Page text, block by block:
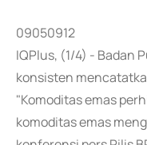
09050912
IQPlus, (1/4) - Badan
konsisten
"Komoditas emas
komoditas emas